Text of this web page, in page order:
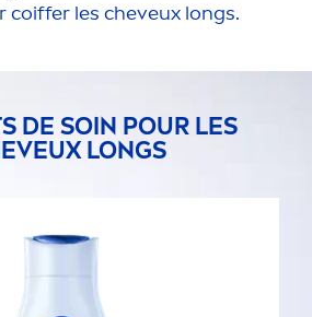
coiffer les cheveux longs.
DE SOIN POUR LES
LONGS